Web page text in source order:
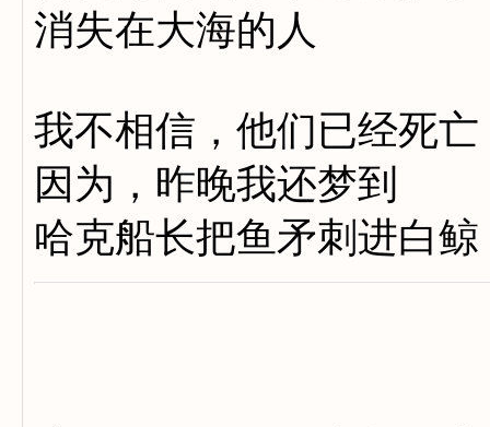
消失在大海的人
我不相信，他们已经死
因为，昨晚我还梦到
哈克船长把鱼矛刺进白鲸